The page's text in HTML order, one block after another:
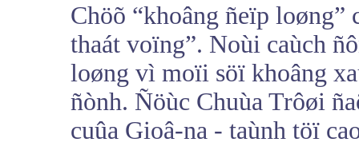
Chöõ “khoâng ñeïp loøng”
thaát voïng”. Noùi caùch
loøng vì moïi söï khoâng
ñònh. Ñöùc Chuùa Trôøi
cuûa Gioâ-na - taùnh töï